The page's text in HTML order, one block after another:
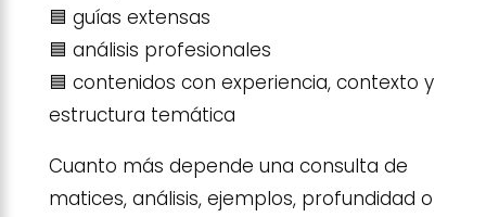
🟦 guías extensas
🟦 análisis profesionales
🟦 contenidos con experiencia, contexto y
estructura temática
Cuanto más depende una consulta de
matices, análisis, ejemplos, profundidad o